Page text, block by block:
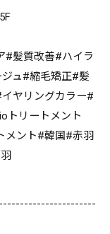
#髪質改善#ハイラ
ュ#縮毛矯正#髪
ヤリングカラー#
トリートメント
メント#韓国#赤羽